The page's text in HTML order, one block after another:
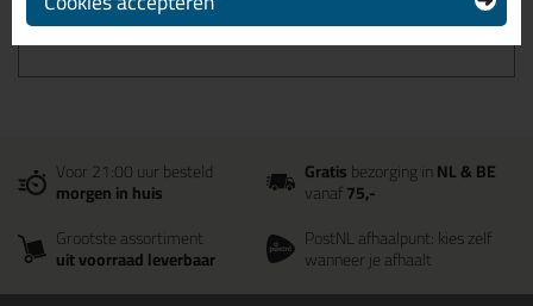
product?Lees alles over dit product >
Voor 21:00 uur besteld
morgen in huis
Gratisbezorging inNL & BE
vanaf75,-
Grootste assortiment
uit voorraad leverbaar
PostNL afhaalpunt: kies zelf
wanneer je afhaalt